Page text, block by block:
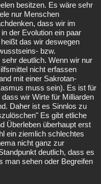
besitzen. Es wäre sehr
nur Menschen
dass wir im
der Evolution ein paar
das wir deswegen
bzw.
deutlich. Wenn wir nur
nicht erfassen
mit einer Sakrotan-
muss sein). Es ist für
wir Wirte für Milliarden
Daher ist es Sinnlos zu
Es gibt etliche
Überleben überhaupt erst
ein ziemlich schlechtes
nicht ganz zur
deutlich, dass es
man sehen oder Begreifen